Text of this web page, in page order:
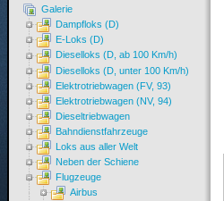
Galerie
Dampfloks (D)
E-Loks (D)
Dieselloks (D, ab 100 Km/h)
Dieselloks (D, unter 100 Km/h)
Elektrotriebwagen (FV, 93)
Elektrotriebwagen (NV, 94)
Dieseltriebwagen
Bahndienstfahrzeuge
Loks aus aller Welt
Neben der Schiene
Flugzeuge
Airbus